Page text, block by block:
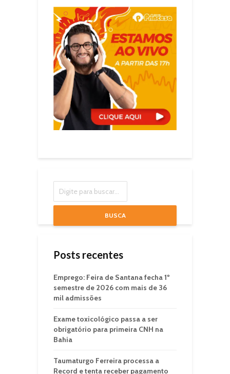
BUSCA
Posts recentes
Emprego: Feira de Santana fecha 1º
semestre de 2026 com mais de 36
mil admissões
Exame toxicológico passa a ser
obrigatório para primeira CNH na
Bahia
Taumaturgo Ferreira processa a
Record e tenta receber pagamento